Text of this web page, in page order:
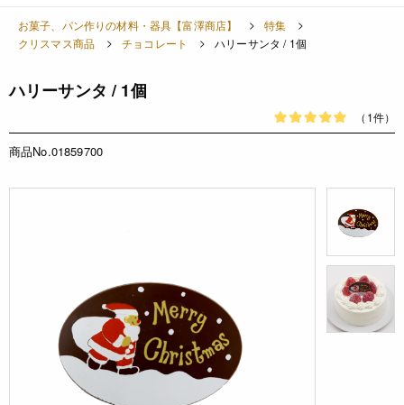
お菓子、パン作りの材料・器具【富澤商店】
特集
クリスマス商品
チョコレート ハリーサンタ / 1個
ハリーサンタ / 1個
（1件）
商品No.01859700